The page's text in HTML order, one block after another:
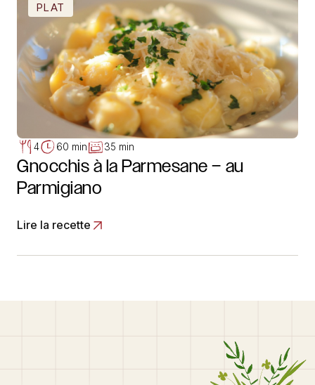
PLAT
4 60 min 35 min
Gnocchis à la Parmesane – au
Parmigiano
Lire la recette